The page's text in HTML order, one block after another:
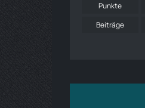
Punkte
Beiträge